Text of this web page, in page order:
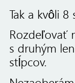
Tak a kvôli
Rozdeľovať
s druhým
stĺpcov.